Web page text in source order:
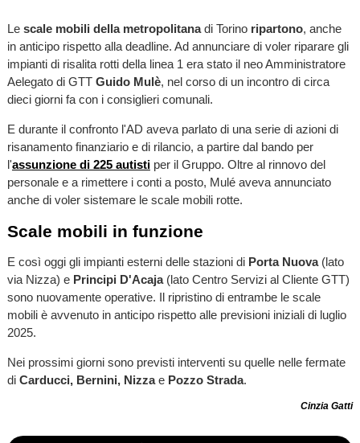
Le scale mobili della metropolitanadi Torino ripartono, anche
in anticipo rispetto alla deadline. Ad annunciare di voler riparare gli
impianti di risalita rotti della linea 1 era stato il neo Amministratore
Aelegato di GTTGuido Mulè, nel corso di un incontro di circa
dieci giorni fa con i consiglieri comunali.
E durante il confronto l'AD aveva parlato di una serie di azioni di
risanamento finanziario e di rilancio, a partire dal bando per
l'assunzione di 225 autistiper il Gruppo. Oltre al rinnovo del
personale e a rimettere i conti a posto, Mulé aveva annunciato
anche di voler sistemare le scale mobili rotte.
Scale mobili in funzione
E così oggi gli impianti esterni delle stazioni di Porta Nuova (lato
via Nizza) e Principi D'Acaja(lato Centro Servizi al Cliente GTT)
sono nuovamente operative. Il ripristino di entrambe le scale
mobili è avvenuto in anticipo rispetto alle previsioni iniziali di luglio
2025.
Nei prossimi giorni sono previsti interventi su quelle nelle fermate
di Carducci, Bernini, Nizzae Pozzo Strada.
Cinzia Gatti